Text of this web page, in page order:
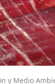
y Medio